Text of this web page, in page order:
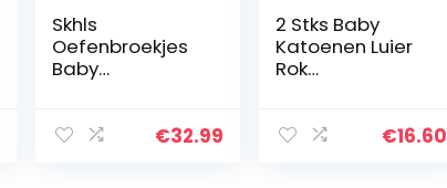
Skhls
Oefenbroekjes
Baby
Wasbaar Set
€32.99
2 Stks Baby
Katoenen Luier
Rok
Waterdichte
€16.60